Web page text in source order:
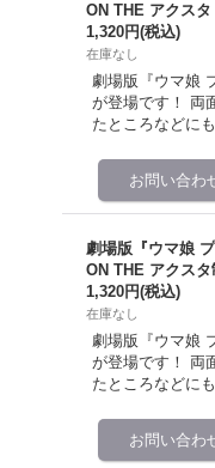
ON THE アクス
1,320円(税込)
在庫なし
劇場版『ウマ娘
が登場です！ 両
たところなどに
劇場版『ウマ娘
ON THE アクス
1,320円(税込)
在庫なし
劇場版『ウマ娘
が登場です！ 両
たところなどに